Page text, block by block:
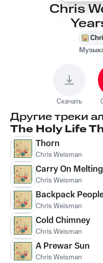
Chris
Скачать
Другие треки
The Holy Life
Thorn
Chris Weisman
Carry On Melting
Chris Weisman
Backpack
Chris Weisman
Cold Chimney
Chris Weisman
A Prewar Sun
Chris Weisman